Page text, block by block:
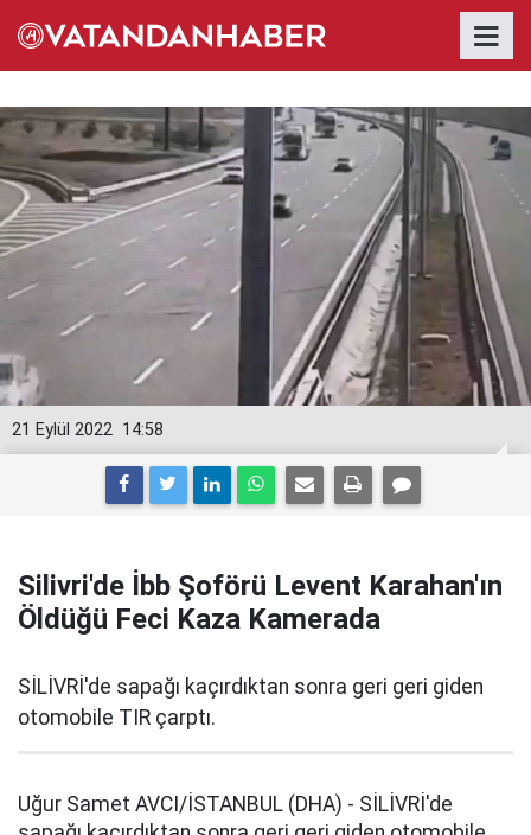
14:58
21 Eylül 2022
Silivri'de İbb Şoförü Levent Karahan'ın
Öldüğü Feci Kaza Kamerada
SİLİVRİ'de sapağı kaçırdıktan sonra geri geri giden
otomobile TIR çarptı.
Uğur Samet AVCI/İSTANBUL (DHA) - SİLİVRİ'de